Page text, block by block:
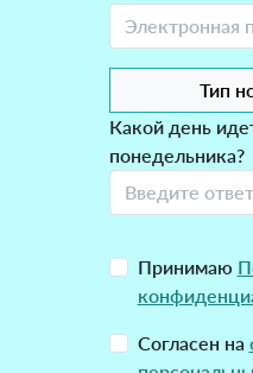
Тип
Какой день
понедельника?
Принимаю
Согласен на